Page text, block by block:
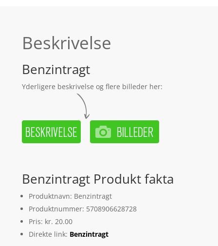
Beskrivelse
Benzintragt
Yderligere beskrivelse og flere billeder her:
Benzintragt Produkt fakta
Produktnavn: Benzintragt
Produktnummer: 5708906628728
Pris: kr. 20.00
Direkte link: Benzintragt